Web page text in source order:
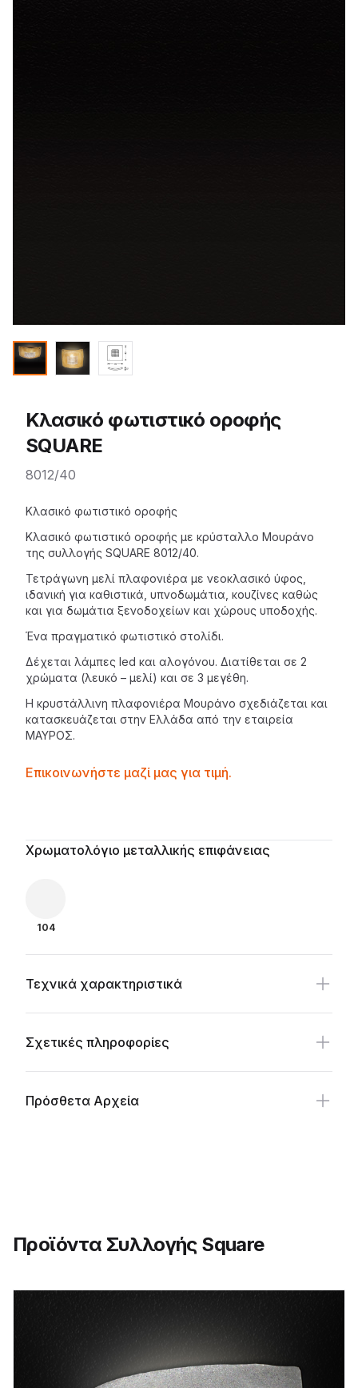
Κλασικό φωτιστικό οροφής
SQUARE
8012/40
Description
Κλασικό φωτιστικό οροφής
Κλασικό φωτιστικό οροφής με κρύσταλλο Μουράνο
της συλλογής SQUARE 8012/40.
Τετράγωνη μελί πλαφονιέρα με νεοκλασικό ύφος,
ιδανική για καθιστικά, υπνοδωμάτια, κουζίνες καθώς
και για δωμάτια ξενοδοχείων και χώρους υποδοχής.
Ένα πραγματικό φωτιστικό στολίδι.
Δέχεται λάμπες led και αλογόνου. Διατίθεται σε 2
χρώματα (λευκό – μελί) και σε 3 μεγέθη.
Η κρυστάλλινη πλαφονιέρα Μουράνο σχεδιάζεται και
κατασκευάζεται στην Ελλάδα από την εταιρεία
ΜΑΥΡΟΣ.
Contactprice
Επικοινωνήστε μαζί μας για τιμή.
Additional details
Χρωματολόγιο μεταλλικής επιφάνειας
104
Τεχνικά χαρακτηριστικά
Σχετικές πληροφορίες
Πρόσθετα Αρχεία
Προϊόντα Συλλογής Square